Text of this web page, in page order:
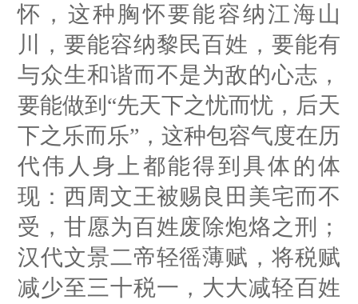
怀，这种胸怀要能容纳江海山
川，要能容纳黎民百姓，要能有
与众生和谐而不是为敌的心志，
要能做到“先天下之忧而忧，后天
下之乐而乐”，这种包容气度在历
代伟人身上都能得到具体的体
现：西周文王被赐良田美宅而不
受，甘愿为百姓废除炮烙之刑；
汉代文景二帝轻徭薄赋，将税赋
减少至三十税一，大大减轻百姓